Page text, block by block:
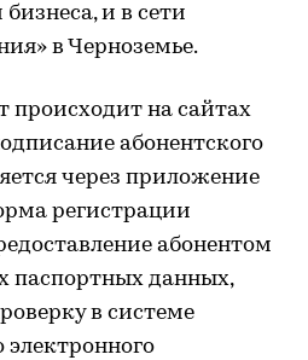
и в сети
в Черноземье.
происходит на сайтах
абонентского
через приложение
регистрации
абонентом
паспортных данных,
в системе